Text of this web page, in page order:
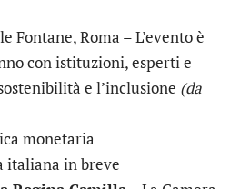
Fontane, Roma – L’evento è
con istituzioni, esperti e
e l’inclusione (da
monetaria
italiana in breve